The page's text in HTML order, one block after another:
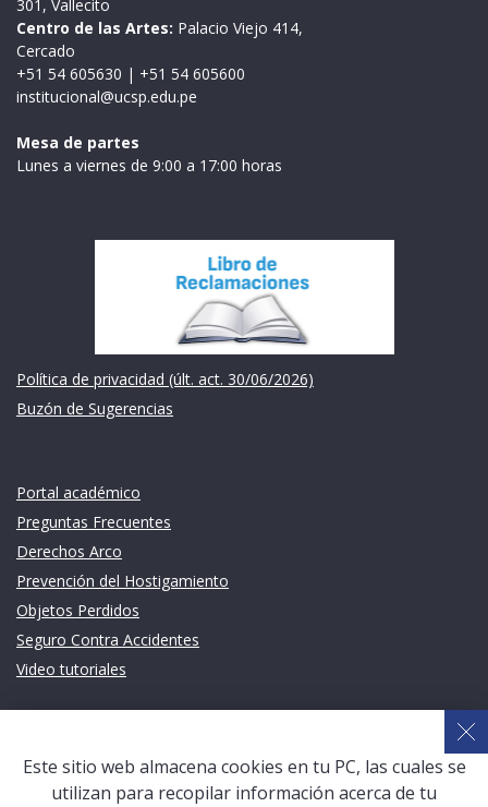
301, Vallecito
Centro de las Artes: Palacio Viejo 414,
Cercado
+51 54 605630 | +51 54 605600
institucional@ucsp.edu.pe
Mesa de partes
Lunes a viernes de 9:00 a 17:00 horas
Política de privacidad (últ. act. 30/06/2026)
Buzón de Sugerencias
Portal académico
Preguntas Frecuentes
Derechos Arco
Prevención del Hostigamiento
Objetos Perdidos
Seguro Contra Accidentes
Video tutoriales
Sistema de Gestión Académica (SGA)
Este sitio web almacena cookies en tu PC, las cuales se
utilizan para recopilar información acerca de tu